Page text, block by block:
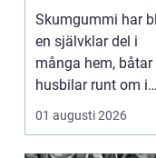
möbler och
speciallösningar
Skumgummi har
en självklar del i
många hem, båtar
husbilar runt om i
landet. I Göteborg
01 augusti 2026